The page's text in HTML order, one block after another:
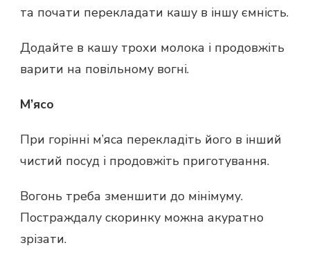
та почати перекладати кашу в іншу ємність.
Додайте в кашу трохи молока і продовжіть
варити на повільному вогні.
М’ясо
При горінні м’яса перекладіть його в інший
чистий посуд і продовжіть приготування.
Вогонь треба зменшити до мінімуму.
Постраждалу скоринку можна акуратно
зрізати.